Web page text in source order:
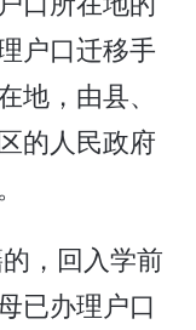
户口迁移手
地，由县、
的人民政府
，回入学前
已办理户口